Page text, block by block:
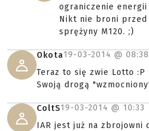
ograniczenie
Nikt nie broni przed
sprężyny M120. ;)
Okota19-03-2014 @ 08:38
Teraz to się zwie Lotto :P
Swoją drogą
ColtS19-03-2014 @ 10:33
IAR jest już na zbrojowni